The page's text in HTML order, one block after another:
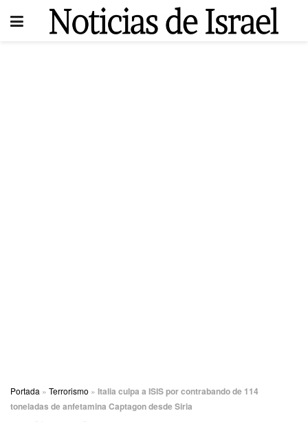
Portada » Terrorismo » Italia culpa a ISIS por contrabando de 114
toneladas de anfetamina Captagon desde Siria